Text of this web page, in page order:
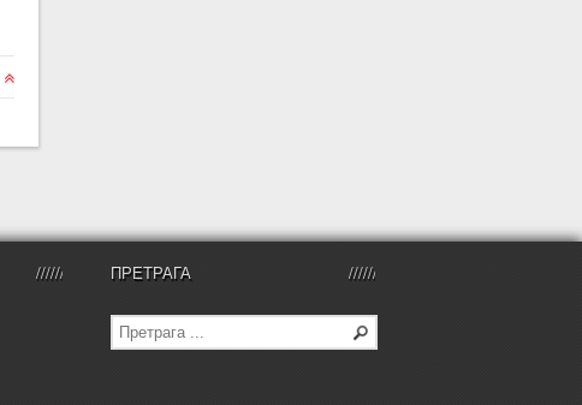
ПРЕТРАГА